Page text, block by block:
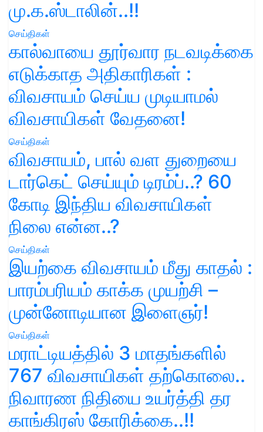
மு.க.ஸ்டாலின்..!!
செய்திகள்
கால்வாயை தூர்வார நடவடிக்கை
எடுக்காத அதிகாரிகள் :
விவசாயம் செய்ய முடியாமல்
விவசாயிகள் வேதனை!
செய்திகள்
விவசாயம், பால் வள துறையை
டார்கெட் செய்யும் டிரம்ப்..? 60
கோடி இந்திய விவசாயிகள்
நிலை என்ன..?
செய்திகள்
இயற்கை விவசாயம் மீது காதல் :
பாரம்பரியம் காக்க முயற்சி –
முன்னோடியான இளைஞர்!
செய்திகள்
மராட்டியத்தில் 3 மாதங்களில்
767 விவசாயிகள் தற்கொலை..
நிவாரண நிதியை உயர்த்தி தர
காங்கிரஸ் கோரிக்கை..!!